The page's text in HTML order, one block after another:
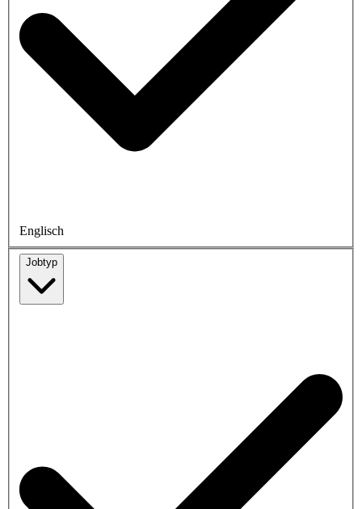
Englisch
Jobtyp